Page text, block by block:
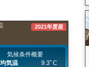
2021年度産
気候条件概要
気温
9.3ﾟC